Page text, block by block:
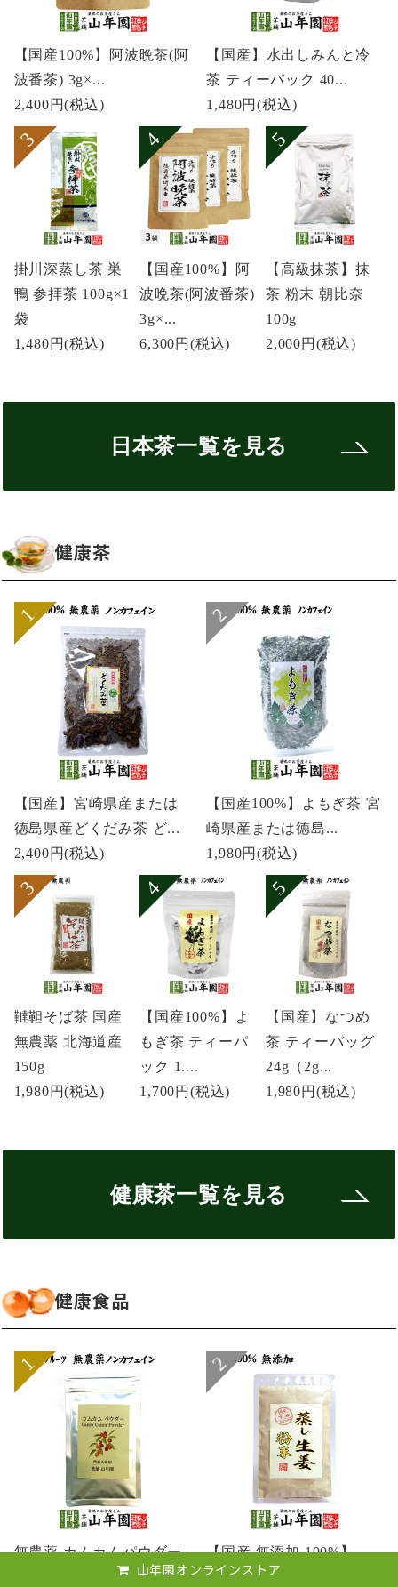
【国産100%】阿波晩茶(阿
波番茶) 3g×...
2,400円(税込)
【国産】水出しみんと冷
茶 ティーパック 40...
1,480円(税込)
掛川深蒸し茶 巣
鴨 参拝茶 100g×1
袋
1,480円(税込)
【国産100%】阿
波晩茶(阿波番茶)
3g×...
6,300円(税込)
【高級抹茶】抹
茶 粉末 朝比奈
100g
2,000円 (税込)
日本茶一覧を見る
健康茶
【国産】宮崎県産または
徳島県産どくだみ茶 ど...
2,400円(税込)
【国産100%】よもぎ茶 宮
崎県産または徳島...
1,980円(税込)
韃靼そば茶 国産
無農薬 北海道産
150g
1,980円(税込)
【国産100%】よ
もぎ茶 ティーパ
ック 1....
1,700円(税込)
【国産】なつめ
茶 ティーバッグ
24g（2g...
1,980円 (税込)
健康茶一覧を見る
健康食品
無農薬 カムカムパウダー
【国産 無添加 100%】
【30分間蒸した生...
山年園オンラインストア